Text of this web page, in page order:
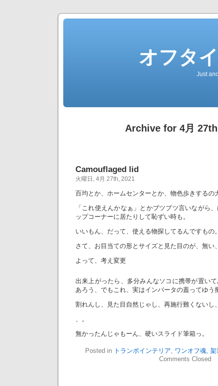
オフタ
Just
Archive for 4月
Camouflaged lid
火曜日, 4月 27th, 2021
百均とか、ホームセンターとか、物色歩きするの
「これ使えんかなぁ」とかブツブツ言いながら
ップコーナーに居たりして恥ずい時も。
いいもん、だって、使える物探してるんですもの
さて、お目当ての形とサイズと見た目のが、無い
よって、考え変更
出来上がったら、多分みんなソコに携帯が置い
あろう、でもこれ、実はインバータの蓋ってゆう
割れんし、見た目自然じゃし、再施行難くないし
、。
無かったんじゃもーん、硬いスライド筆箱っ。
Posted in トランポインテリア, ワンオフ魂, 架
Comments Closed